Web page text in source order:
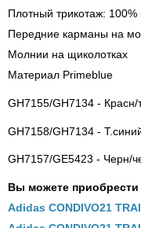
Плотный трикотаж:
Передние карманы на
Молнии на щиколотках
Материал Primeblue
GH7155/GH7134 - Красн/
GH7158/GH7134 -
GH7157/GE5423 - Черн/
Вы можете приобрести
Adidas CONDIVO21